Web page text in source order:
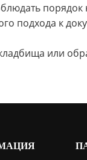
подхода к
или